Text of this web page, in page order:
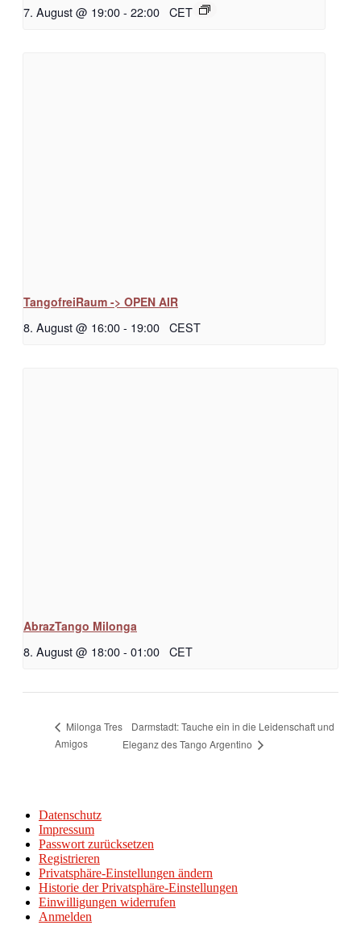
7. August @ 19:00- 22:00 CET
TangofreiRaum -> OPEN AIR
8. August @ 16:00- 19:00 CEST
AbrazTango Milonga
8. August @ 18:00- 01:00 CET
Milonga Tres
Amigos
Darmstadt: Tauche ein in die Leidenschaft und
Eleganz des Tango Argentino
Datenschutz
Impressum
Passwort zurücksetzen
Registrieren
Privatsphäre-Einstellungen ändern
Historie der Privatsphäre-Einstellungen
Einwilligungen widerrufen
Anmelden